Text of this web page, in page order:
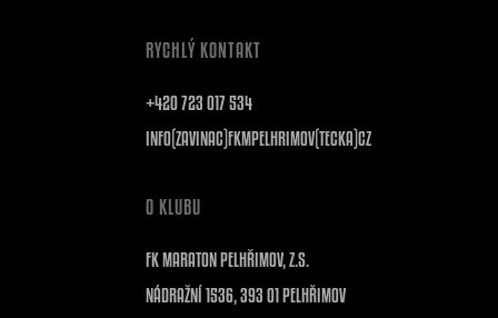
RYCHLÝ KONTAKT
+420 723 017 534
INFO(ZAVINAC)FKMPELHRIMOV(TECKA)CZ
O KLUBU
FK MARATON PELHŘIMOV, Z.S.
NÁDRAŽNÍ 1536, 393 01 PELHŘIMOV